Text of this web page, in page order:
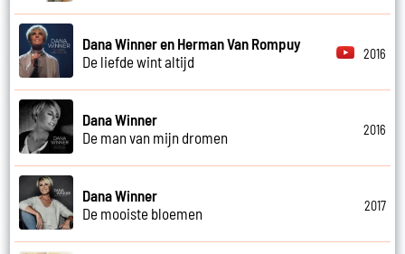
Dana Winner en Herman Van Rompuy
De liefde wint altijd
2016
Dana Winner
De man van mijn dromen
2016
Dana Winner
De mooiste bloemen
2017